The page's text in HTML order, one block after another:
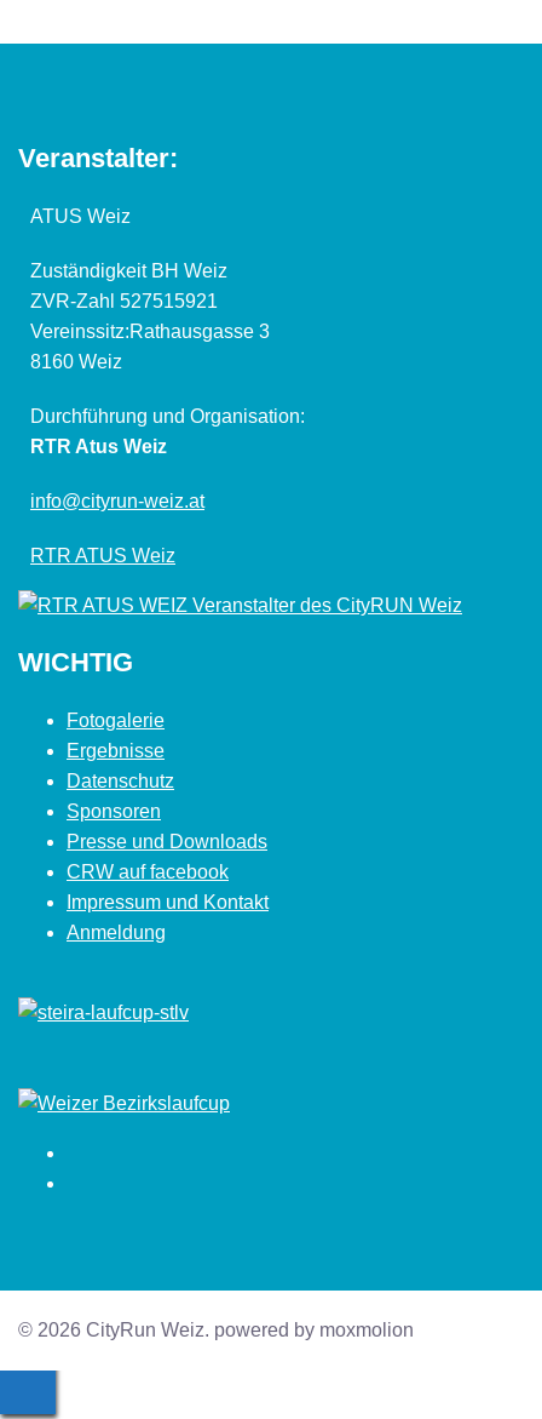
Veranstalter:
ATUS Weiz
Zuständigkeit BH Weiz
ZVR-Zahl 527515921
Vereinssitz:Rathausgasse 3
8160 Weiz
Durchführung und Organisation:
RTR Atus Weiz
info@cityrun-weiz.at
RTR ATUS Weiz
WICHTIG
Fotogalerie
Ergebnisse
Datenschutz
Sponsoren
Presse und Downloads
CRW auf facebook
Impressum und Kontakt
Anmeldung
© 2026 CityRun Weiz. powered by moxmolion